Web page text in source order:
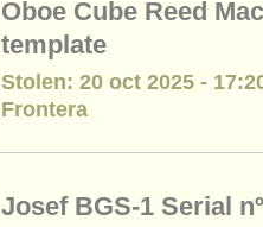
Oboe Cube Reed
template
Stolen: 20 oct 2025 -
Frontera
Josef BGS-1 Serial